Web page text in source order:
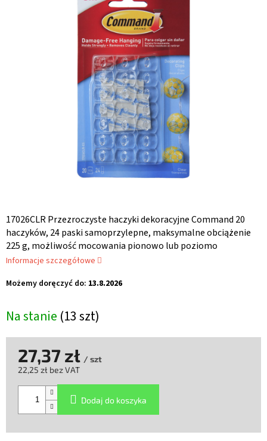
Na stanie (13 szt)
Możemy doręczyć do: 13.8.2026
17026CLR Przezroczyste haczyki dekoracyjne Command 20
haczyków, 24 paski samoprzylepne, maksymalne obciążenie
225 g, możliwość mocowania pionowo lub poziomo
Informacje szczegółowe
27,37 zł / szt
22,25 zł bez VAT
jednostkowa:
Dodaj do koszyka